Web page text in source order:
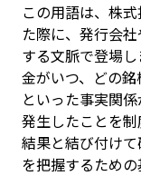
この用語は、株
た際に、発行会
する文脈で登場
金がいつ、どの
といった事実関
発生したことを
結果と結び付け
を把握するための